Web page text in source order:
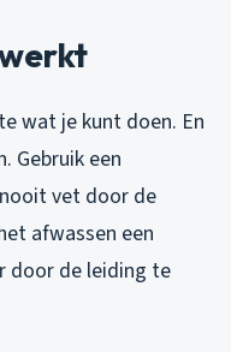
wat je kunt doen. En
Gebruik een
vet door de
afwassen een
door de leiding te